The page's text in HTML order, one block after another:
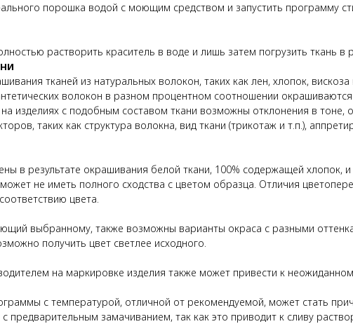
порошка водой с моющим средством и запустить программу
растворить краситель в воде и лишь затем погрузить ткань в
тканей из натуральных волокон, таких как лен, хлопок,
волокон в разном процентном соотношении
изделиях с подобным составом ткани возможны отклонения в тоне,
таких как структура волокна, вид ткани (трикотаж и т.п.),
в результате окрашивания белой ткани, 100% содержащей хлопок,
не иметь полного сходства с цветом образца. Отличия
цвета.
выбранному, также возможны варианты окраса с разными
получить цвет светлее исходного.
на маркировке изделия также может привести к
с температурой, отличной от рекомендуемой, может стать
предварительным замачиванием, так как это приводит к сливу